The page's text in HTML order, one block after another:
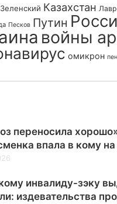
Зеленский Казахстан
Песков Путин
войны
омикрон
переносила
впала в кому
инвалиду-зэку
издевательства